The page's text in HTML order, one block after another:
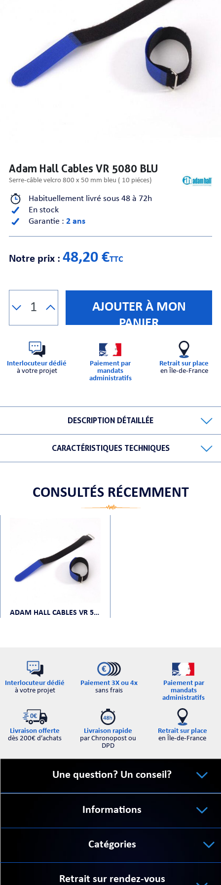
AUDIO
Adam Hall Cables VR 5080 BLU
serre-câble velcro 800 x 50 mm bleu ( 10 piéces)
Habituellement livré sous 48 à 72h
En stock
Garantie : 2 ans
Notre prix : 48,20 €TTC
AJOUTER À MON
PANIER
Interlocuteur dédié
à votre projet
Paiement par
mandats
administratifs
Retrait sur place
en Île-de-France
DESCRIPTION DÉTAILLÉE
CARACTÉRISTIQUES TECHNIQUES
CONSULTÉS RÉCEMMENT
ADAM HALL CABLES VR 5080 BLU
Interlocuteur dédié
à votre projet
Paiement 3X ou 4x
sans frais
Paiement par
mandats
administratifs
Livraison offerte
dès 200€ d’achats
Livraison rapide
par Chronopost ou
DPD
Retrait sur place
en Île-de-France
Une question? Un conseil?
Informations
Catégories
Retrait sur rendez-vous